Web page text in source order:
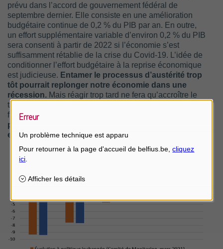
prévu dans l’accord de gouvernement fédéral de
septembre dernier. Elle consiste en une amélioration
budgétaire continue de 0,2 % du PIB par an. En outre,
un effort supplémentaire variable d’environ 0,2 % du PIB
sera consenti à partir de 2022 si l’économie s’est
suffisamment rétablie de la crise du Covid-19. L’idée de
conditionner l’effort budgétaire à la reprise économique
est judicieuse. Entamer le processus d’austérité trop
tôt pourrait replonger notre économie dans une
récession. Mais réagir trop tard ne fera qu’accroître le
taux d’endettement et mettra en péril la viabilité des
finances publiques.
prochaines années sera assurément un difficile
exercice d’équilibre.
Erreur
Un problème technique est apparu